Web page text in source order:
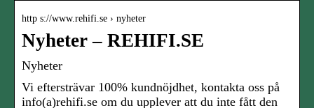
http s://www.rehifi.se › nyheter
Nyheter – REHIFI.SE
Nyheter
Vi eftersträvar 100% kundnöjdhet, kontakta oss på
info(a)rehifi.se om du upplever att du inte fått den